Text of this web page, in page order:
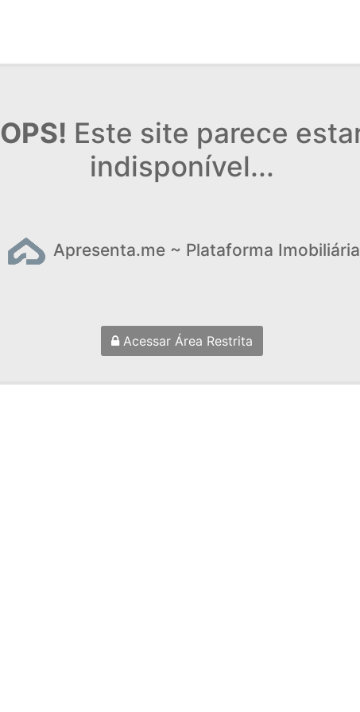
OPS! Este site parece
indisponível...
Apresenta.me ~ Plataforma Imobiliária
Acessar Área Restrita